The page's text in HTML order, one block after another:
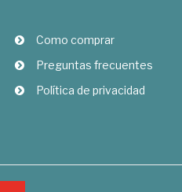
Como comprar
Preguntas frecuentes
Política de privacidad